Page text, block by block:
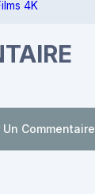
4K
Commentaire